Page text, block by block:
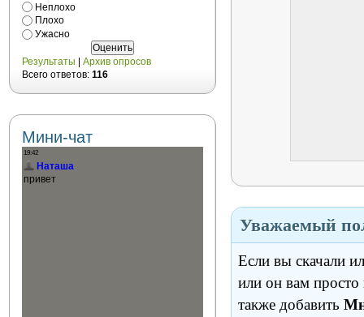
Уважаемый
Если вы скачали
или он вам просто
также добавить
Неплохо
Плохо
Ужасно
Результаты
Архив опросов
Всего ответов: 116
Мини-чат